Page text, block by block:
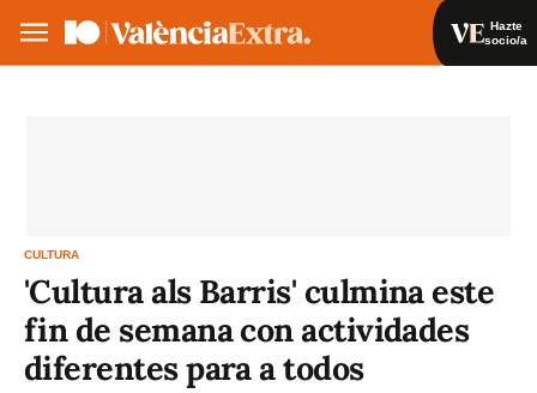
Hazte
socio/a
CULTURA
'Cultura als Barris' culmina este
fin de semana con actividades
diferentes para a todos